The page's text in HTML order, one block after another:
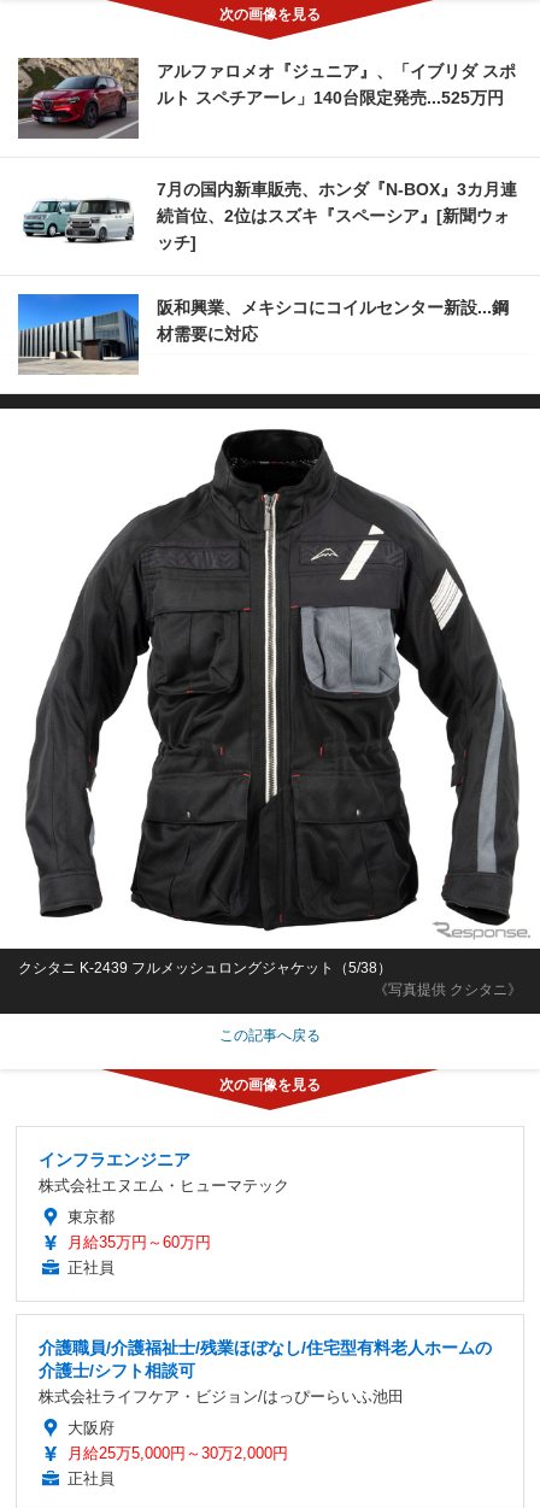
アルファロメオ『ジュニア』、「イブリダ スポ
ルト スペチアーレ」140台限定発売...525万円
7月の国内新車販売、ホンダ『N-BOX』3カ月連
続首位、2位はスズキ『スペーシア』[新聞ウォ
ッチ]
阪和興業、メキシコにコイルセンター新設...鋼
材需要に対応
《写真提供 クシタニ》
クシタニ K-2439 フルメッシュロングジャケット（5/38）
この記事へ戻る
インフラエンジニア
株式会社エヌエム・ヒューマテック
東京都
月給35万円～60万円
正社員
介護職員/介護福祉士/残業ほぼなし/住宅型有料老人ホームの
介護士/シフト相談可
株式会社ライフケア・ビジョン/はっぴーらいふ池田
大阪府
月給25万5,000円～30万2,000円
正社員